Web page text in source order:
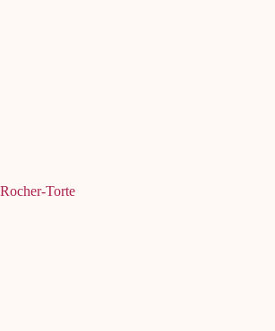
Rocher-Torte